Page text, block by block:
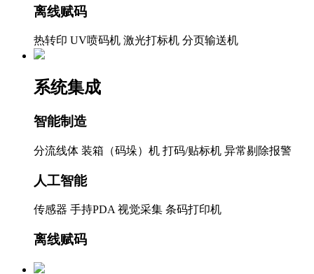
离线赋码
热转印 UV喷码机 激光打标机 分页输送机
系统集成
智能制造
分流线体 装箱（码垛）机 打码/贴标机 异常剔除报警
人工智能
传感器 手持PDA 视觉采集 条码打印机
离线赋码